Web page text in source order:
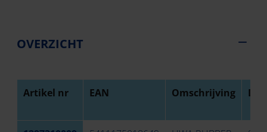
OVERZICHT
Artikel nr EAN Omschrijving